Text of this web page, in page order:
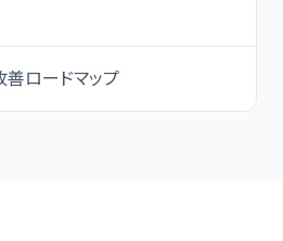
ロードマップ